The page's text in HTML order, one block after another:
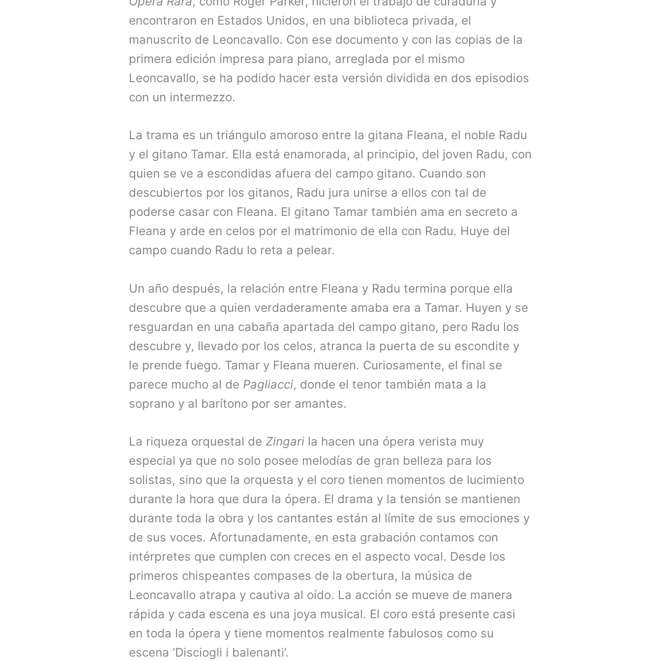
encontraron en Estados Unidos, en una biblioteca privada, el
manuscrito de Leoncavallo. Con ese documento y con las copias de la
primera edición impresa para piano, arreglada por el mismo
Leoncavallo, se ha podido hacer esta versión dividida en dos episodios
con un intermezzo.
La trama es un triángulo amoroso entre la gitana Fleana, el noble Radu
y el gitano Tamar. Ella está enamorada, al principio, del joven Radu, con
quien se ve a escondidas afuera del campo gitano. Cuando son
descubiertos por los gitanos, Radu jura unirse a ellos con tal de
poderse casar con Fleana. El gitano Tamar también ama en secreto a
Fleana y arde en celos por el matrimonio de ella con Radu. Huye del
campo cuando Radu lo reta a pelear.
Un año después, la relación entre Fleana y Radu termina porque ella
descubre que a quien verdaderamente amaba era a Tamar. Huyen y se
resguardan en una cabaña apartada del campo gitano, pero Radu los
descubre y, llevado por los celos, atranca la puerta de su escondite y
le prende fuego. Tamar y Fleana mueren. Curiosamente, el final se
parece mucho al de Pagliacci, donde el tenor también mata a la
soprano y al barítono por ser amantes.
La riqueza orquestal de Zingari la hacen una ópera verista muy
especial ya que no solo posee melodías de gran belleza para los
solistas, sino que la orquesta y el coro tienen momentos de lucimiento
durante la hora que dura la ópera. El drama y la tensión se mantienen
durante toda la obra y los cantantes están al límite de sus emociones y
de sus voces. Afortunadamente, en esta grabación contamos con
intérpretes que cumplen con creces en el aspecto vocal. Desde los
primeros chispeantes compases de la obertura, la música de
Leoncavallo atrapa y cautiva al oído. La acción se mueve de manera
rápida y cada escena es una joya musical. El coro está presente casi
en toda la ópera y tiene momentos realmente fabulosos como su
escena ‘Disciogli i balenanti’.